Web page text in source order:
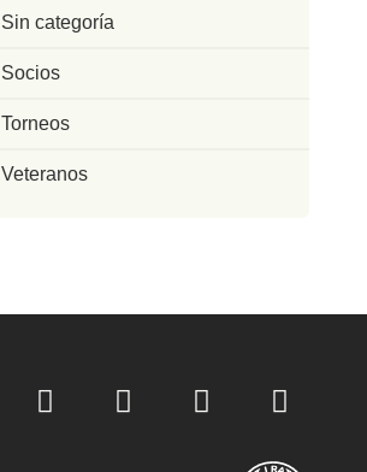
Sin categoría
Socios
Torneos
Veteranos